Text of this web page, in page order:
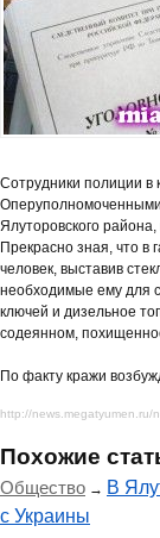
Сотрудники полиции в
Ялуторовского
Прекрасно зная, что
человек, выставив
необходимые ему для
ключей и дизельное
содеянном,
По факту кражи
http://news.megatyumen.ru/
Похожие
Общество → В
с Украины